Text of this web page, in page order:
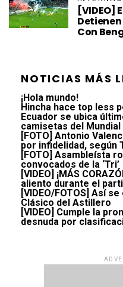
[VIDEO]
Con
NOTICIAS MÁS
¡Hola mundo!
Hincha hace top less
Ecuador se ubica
camisetas del Mundial
[FOTO] Antonio
por infidelidad, según
[FOTO] Asambleísta
convocados de la ‘Tri’
[VIDEO] ¡MÁS
aliento durante el
[VIDEO/FOTOS] Así
Clásico del Astillero
[VIDEO] Cumple la
desnuda por